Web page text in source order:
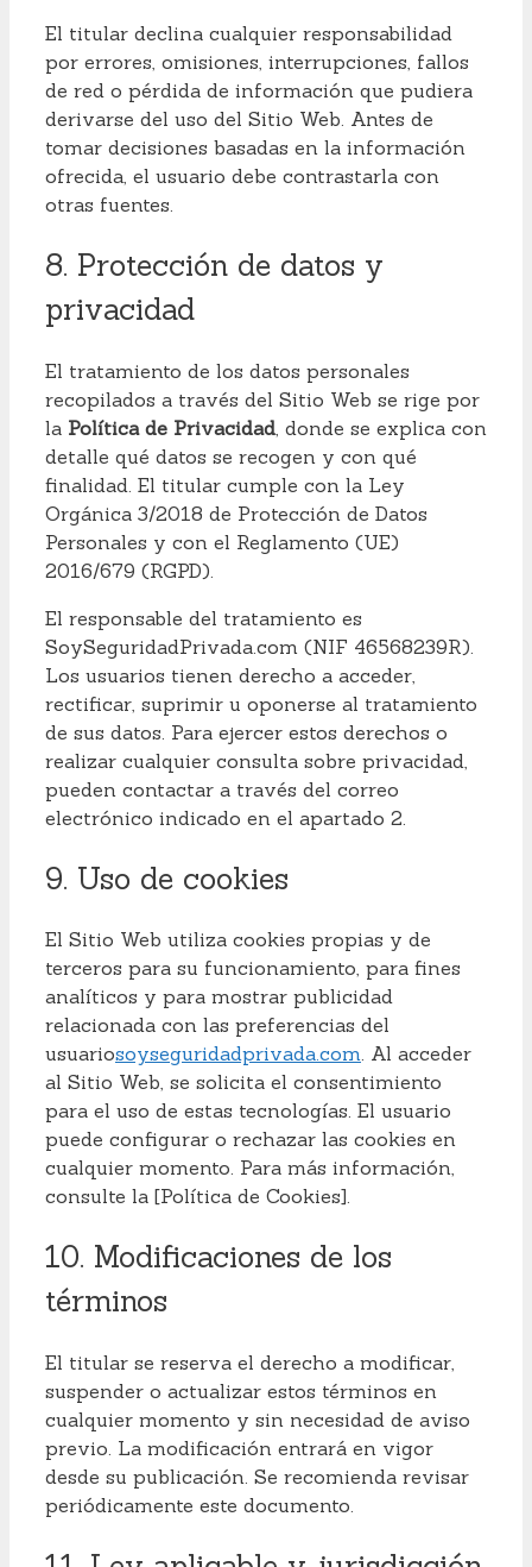
El titular declina cualquier responsabilidad
por errores, omisiones, interrupciones, fallos
de red o pérdida de información que pudiera
derivarse del uso del Sitio Web. Antes de
tomar decisiones basadas en la información
ofrecida, el usuario debe contrastarla con
otras fuentes.
8. Protección de datos y
privacidad
El tratamiento de los datos personales
recopilados a través del Sitio Web se rige por
la Política de Privacidad , donde se explica con
detalle qué datos se recogen y con qué
finalidad. El titular cumple con la Ley
Orgánica 3/2018 de Protección de Datos
Personales y con el Reglamento (UE)
2016/679 (RGPD).
El responsable del tratamiento es
SoySeguridadPrivada.com (NIF 46568239R).
Los usuarios tienen derecho a acceder,
rectificar, suprimir u oponerse al tratamiento
de sus datos. Para ejercer estos derechos o
realizar cualquier consulta sobre privacidad,
pueden contactar a través del correo
electrónico indicado en el apartado 2.
9. Uso de cookies
El Sitio Web utiliza cookies propias y de
terceros para su funcionamiento, para fines
analíticos y para mostrar publicidad
relacionada con las preferencias del
usuariosoyseguridadprivada.com. Al acceder
al Sitio Web, se solicita el consentimiento
para el uso de estas tecnologías. El usuario
puede configurar o rechazar las cookies en
cualquier momento. Para más información,
consulte la [Política de Cookies].
10. Modificaciones de los
términos
El titular se reserva el derecho a modificar,
suspender o actualizar estos términos en
cualquier momento y sin necesidad de aviso
previo. La modificación entrará en vigor
desde su publicación. Se recomienda revisar
periódicamente este documento.